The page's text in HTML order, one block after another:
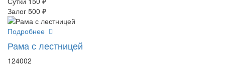
Залог 500 ₽
Подробнее
Рама с лестницей
124002